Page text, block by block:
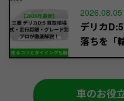
2026.08.05
デリカ
落ちを「
車のお役